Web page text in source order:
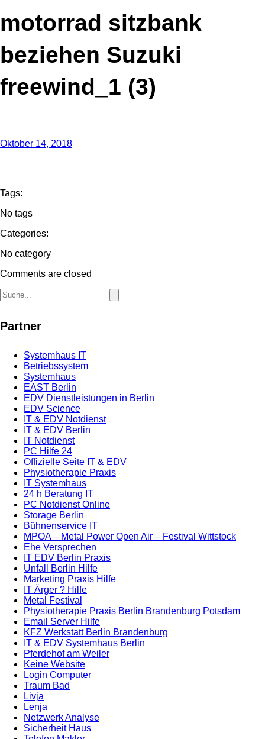
motorrad sitzbank
beziehen Suzuki
freewind_1 (3)
Oktober 14, 2018
Tags:
No tags
Categories:
No category
Comments are closed
Partner
Systemhaus IT
Betriebssystem
Systemhaus
EAST Berlin
EDV Dienstleistungen in Berlin
EDV Science
IT & EDV Notdienst
IT & EDV Berlin
IT Notdienst
PC Hilfe 24
Offizielle Seite IT & EDV
Physiotherapie Praxis
IT Systemhaus
24 h Beratung IT
PC Notdienst Online
Storage Berlin
Bühnenservice IT
MPOA – Metal Power Open Air – Festival Wittstock
Ehe Versprechen
IT EDV Berlin Praxis
Unfall Berlin Hilfe
Marketing Praxis Hilfe
IT Ärger ? Hilfe
Metal Festival
Physiotherapie Praxis Berlin Brandenburg Potsdam
Email Server Hilfe
KFZ Werkstatt Berlin Brandenburg
IT & EDV Systemhaus Berlin
Pferdehof am Weiler
Keine Website
Login Computer
Traum Bad
Livja
Lenja
Netzwerk Analyse
Sicherheit Haus